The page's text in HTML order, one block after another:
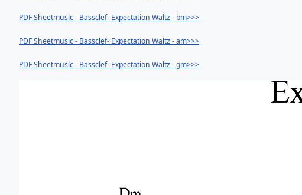
PDF Sheetmusic - Bassclef- Expectation Waltz - bm>>>
PDF Sheetmusic - Bassclef- Expectation Waltz - am>>>
PDF Sheetmusic - Bassclef- Expectation Waltz - gm>>>